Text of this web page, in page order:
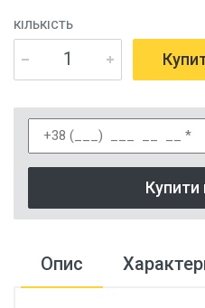
КІЛЬКІСТЬ
Купити
Опис